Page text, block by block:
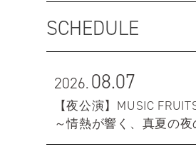
SCHEDULE
2026.08.07
【夜公演】MUSIC
～情熱が響く、真夏の夜